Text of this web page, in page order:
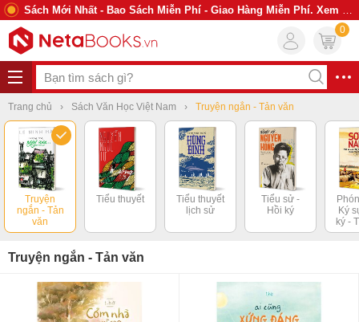
Sách Mới Nhất - Bao Sách Miễn Phí - Giao Hàng Miễn Phí. Xem Ngay
0
Trang chủ Sách Văn Học Việt Nam Truyện ngắn - Tản văn
Truyện
ngắn - Tản
văn
Tiểu thuyết
Tiểu thuyết
lịch sử
Tiểu sử -
Hồi ký
Ký
ký -
Truyện ngắn - Tản văn